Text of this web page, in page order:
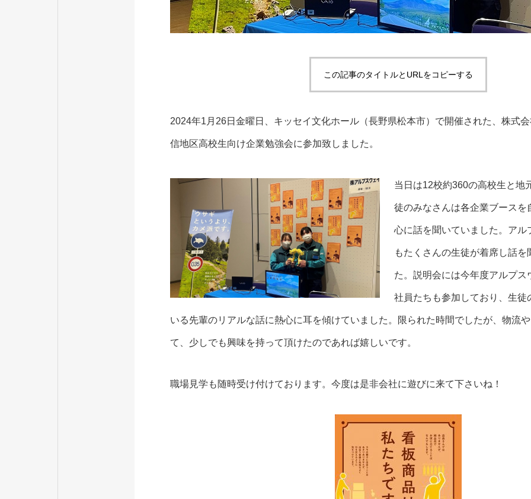
この記事のタイトルとURLをコピーする
2024年1月26日金曜日、キッセイ文化ホール（長野県松本市）で開催された、株式
信地区高校生向け企業勉強会に参加致しました。
当日は12校約360の高校生と地
徒のみなさんは各企業ブースを
心に話を聞いていました。アル
もたくさんの生徒が着席し話
た。説明会には今年度アルプス
社員たちも参加しており、生徒
いる先輩のリアルな話に熱心に耳を傾けていました。限られた時間でしたが、物流
て、少しでも興味を持って頂けたのであれば嬉しいです。
職場見学も随時受け付けております。今度は是非会社に遊びに来て下さいね！